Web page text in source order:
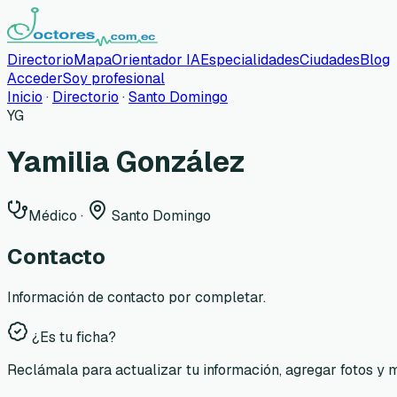
DirectorioMapaOrientador IAEspecialidadesCiudadesBlog
AccederSoy profesional
Inicio · Directorio ·Santo Domingo
YG
Yamilia González
Médico · Santo Domingo
Contacto
Información de contacto por completar.
¿Es tu ficha?
Reclámala para actualizar tu información, agregar fotos y